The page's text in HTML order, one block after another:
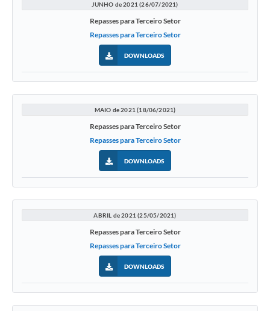
JUNHO de 2021 (26/07/2021)
Repasses para Terceiro Setor
Repasses para Terceiro Setor
DOWNLOADS
MAIO de 2021 (18/06/2021)
Repasses para Terceiro Setor
Repasses para Terceiro Setor
DOWNLOADS
ABRIL de 2021 (25/05/2021)
Repasses para Terceiro Setor
Repasses para Terceiro Setor
DOWNLOADS